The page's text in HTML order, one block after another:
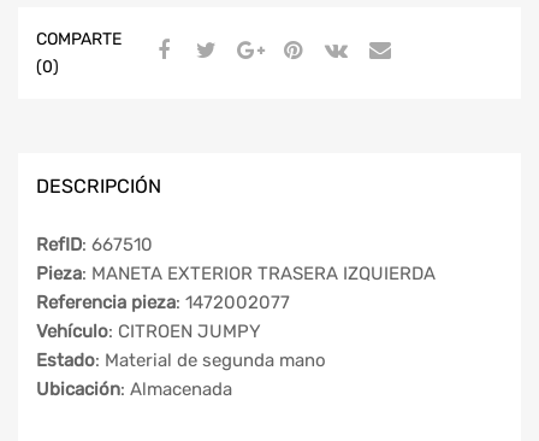
COMPARTE
(0)
DESCRIPCIÓN
RefID: 667510
Pieza: MANETA EXTERIOR TRASERA IZQUIERDA
Referencia pieza: 1472002077
Vehículo: CITROEN JUMPY
Estado: Material de segunda mano
Ubicación: Almacenada